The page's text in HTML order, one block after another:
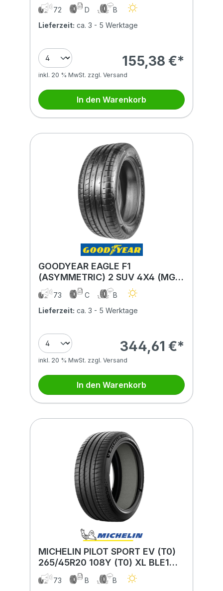
72 D
B
Lieferzeit: ca. 3 - 5 Werktage
155,38 €*
inkl. 20 % MwSt. zzgl. Versand
In den Warenkorb
GOODYEAR EAGLE F1
(ASYMMETRIC) 2 SUV 4X4 (MGT)
265/45R20 108Y (MGT) XL MFS
73 C
B
Lieferzeit: ca. 3 - 5 Werktage
344,61 €*
inkl. 20 % MwSt. zzgl. Versand
In den Warenkorb
MICHELIN PILOT SPORT EV (T0)
265/45R20 108Y (T0) XL BLE1
BSW ACOUSTIC
73 B
B